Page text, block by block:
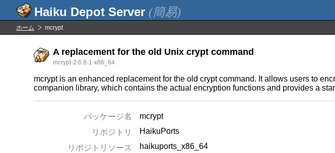
(簡易)
ホーム mcrypt
A replacement for the old Unix crypt command
mcrypt-2.6.8-1-x86_64
mcrypt is an enhanced replacement for the old crypt command. It allows users to
companion library, which contains the actual encryption functions and provides a
パッケージ名
mcrypt
リポジトリ
HaikuPorts
リポジトリソース
haikuports_x86_64